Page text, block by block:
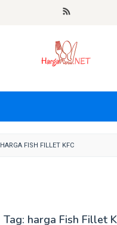
HARGA FISH FILLET KFC
Tag: harga Fish Fillet